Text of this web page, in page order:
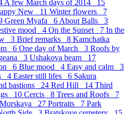
A few March days of 2014 15
New 11 Winter flowers 7
Green Myafa 6 About Balls 3
mood 4 On the Sunset 7 In the
3 Brief remarks 8 Kamchatka
6 One day of March 3 Roofs by
3 Ushakova beam 17
6 Blue mood 4 Easy and calm 3
4 Easter still lifes 6 Sakura
bastions 24 Red Hill 14 Third
10 Cercis 8 Trees and Roofs 7
27 Portraits 7 Park